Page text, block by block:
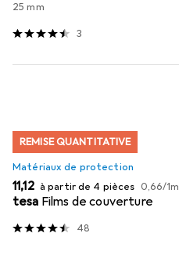
25 mm
3
REMISE QUANTITATIVE
Matériaux de protection
EUR
11,12 à partir de 4 pièces EUR
0,66/1m
tesa Films de couverture
48